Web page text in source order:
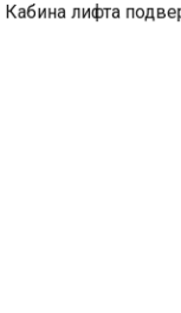
Кабина лифта
вызывая у жильцов